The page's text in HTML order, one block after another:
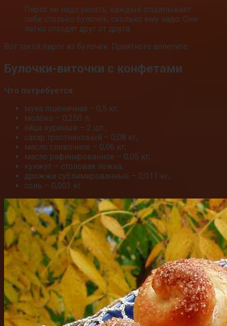
Пирог не надо резать: каждый отщипывает
себе столько булочек, сколько ему надо. Они
легко отходят друг от друга.
Вот такой пирог из булочек. Приятного аппетита.
Булочки-виточки с конфетами
Что потребуется:
мука пшеничная – 0,5 кг;
молоко – 0,250 л;
яйца куриные – 2 шт.;
сахар тростниковый – 0,08 кг;
масло сливочное – 0,06 кг;
масло рафинированное – 0,05 кг;
кунжут – столовая ложка;
дрожжи сублимированные – 0,011 кг;
соль – 0,003 кг.